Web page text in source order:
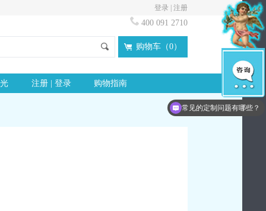
登录 注册
400 091 2710
购物车（0）
注册 | 登录 购物指南
常见的定制问题有哪些？